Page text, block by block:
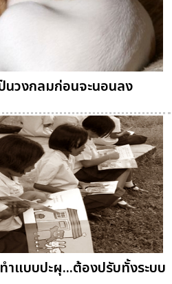
นวงกลมก่อนจะนอนลง
ำแบบปะผุ...ต้องปรับทั้งระบบ